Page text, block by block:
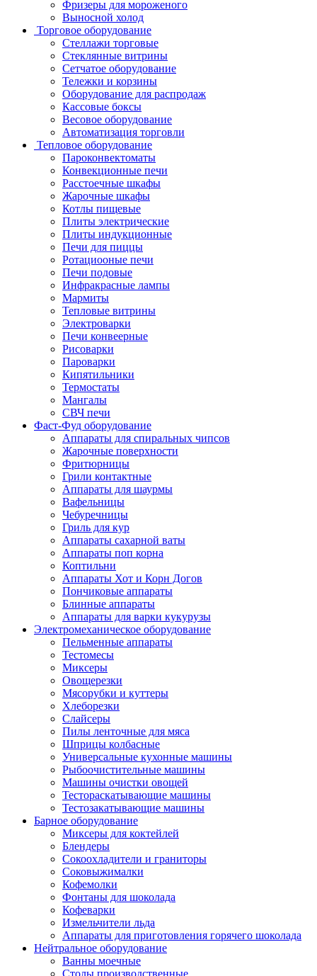
Фризеры для мороженого
Выносной холод
Торговое оборудование
Стеллажи торговые
Стеклянные витрины
Сетчатое оборудование
Тележки и корзины
Оборудование для распродаж
Кассовые боксы
Весовое оборудование
Автоматизация торговли
Тепловое оборудование
Пароконвектоматы
Конвекционные печи
Расстоечные шкафы
Жарочные шкафы
Котлы пищевые
Плиты электрические
Плиты индукционные
Печи для пиццы
Ротациооные печи
Печи подовые
Инфракрасные лампы
Мармиты
Тепловые витрины
Электроварки
Печи конвеерные
Рисоварки
Пароварки
Кипятильники
Термостаты
Мангалы
СВЧ печи
Фаст-Фуд оборудование
Аппараты для спиральных чипсов
Жарочные поверхности
Фритюрницы
Грили контактные
Аппараты для шаурмы
Вафельницы
Чебуречницы
Гриль для кур
Аппараты сахарной ваты
Аппараты поп корна
Коптильни
Аппараты Хот и Корн Догов
Пончиковые аппараты
Блинные аппараты
Аппараты для варки кукурузы
Электромеханическое оборудование
Пельменные аппараты
Тестомесы
Миксеры
Овощерезки
Мясорубки и куттеры
Хлеборезки
Слайсеры
Пилы ленточные для мяса
Шприцы колбасные
Универсальные кухонные машины
Рыбоочистительные машины
Машины очистки овощей
Тестораскатывающие машины
Тестозакатывающие машины
Барное оборудование
Миксеры для коктейлей
Блендеры
Сокоохладители и граниторы
Соковыжималки
Кофемолки
Фонтаны для шоколада
Кофеварки
Измельчители льда
Аппараты для приготовления горячего шоколада
Нейтральное оборудование
Ванны моечные
Столы производственные